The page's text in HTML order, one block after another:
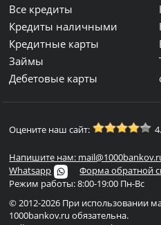
Все кредиты
Кредиты наличными
Кредитные карты
Займы
Дебетовые карты
Оцените наш сайт:
Напишите нам:
Whatsapp
Форма обратной
Режим работы: 8:00-19:00 Пн-Вс
© 2012-2026 При использовании
1000bankov.ru обязательна.